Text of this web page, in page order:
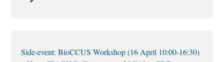
Side-event: BioCCUS Workshop (16 April 10:00-16:30)